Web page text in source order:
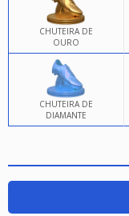
CHUTEIRA DE
OURO
CHUTEIRA DE
DIAMANTE